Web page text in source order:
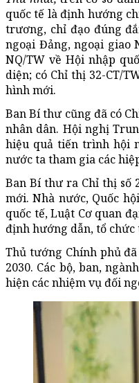
quốc tế là định hướng
trương, chỉ đạo đúng
ngoại Đảng, ngoại giao
NQ/TW về Hội nhập
diện; có Chỉ thị 32-CT/
hình mới.
Ban Bí thư cũng đã có
nhân dân. Hội nghị
hiệu quả tiến trình hội
nước ta tham gia các
Ban Bí thư ra Chỉ thị số
mới. Nhà nước, Quốc
quốc tế, Luật Cơ quan
định hướng dẫn, tổ
Thủ tướng Chính phủ
2030. Các bộ, ban,
hiện các nhiệm vụ đối